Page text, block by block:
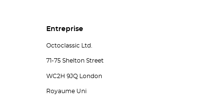
Entreprise
Octoclassic Ltd.
71-75 Shelton Street
WC2H 9JQ London
Royaume Uni